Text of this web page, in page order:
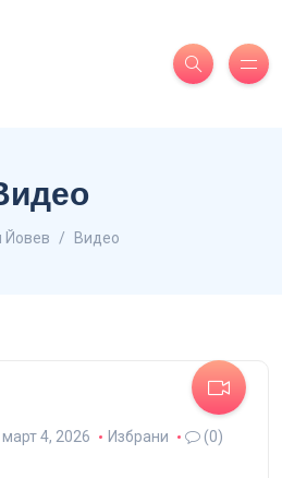
Йовев Видео
март 4, 2026 Избрани (0)